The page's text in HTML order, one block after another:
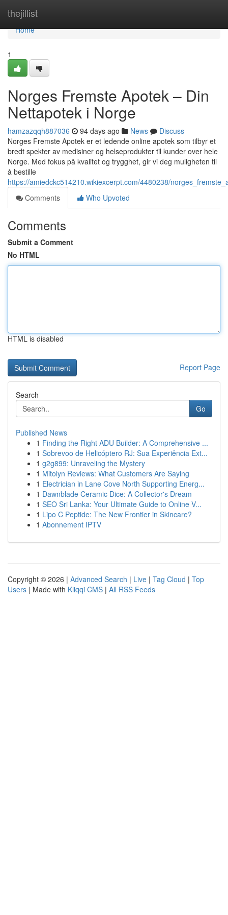
thejillist
Home
Home
1
Norges Fremste Apotek – Din
Nettapotek i Norge
hamzazqqh887036 94 days ago News
Discuss
Norges Fremste Apotek er et ledende online apotek som tilbyr et
bredt spekter av medisiner og helseprodukter til kunder over hele
Norge. Med fokus på kvalitet og trygghet, gir vi deg muligheten til
å bestille
https://amiedckc514210.wikiexcerpt.com/4480238/
Comments
Who Upvoted
Comments
Submit a Comment
No HTML
HTML is disabled
Report Page
Search
Go
Published News
1 Finding the Right ADU Builder: A Comprehensive ...
1 Sobrevoo de Helicóptero RJ: Sua Experiência Ext...
1 g2g899: Unraveling the Mystery
1 Mitolyn Reviews: What Customers Are Saying
1 Electrician in Lane Cove North Supporting Energ...
1 Dawnblade Ceramic Dice: A Collector's Dream
1 SEO Sri Lanka: Your Ultimate Guide to Online V...
1 Lipo C Peptide: The New Frontier in Skincare?
1 Abonnement IPTV
Copyright © 2026 | Advanced Search | Live | Tag Cloud | Top
Users | Made with Kliqqi CMS | All RSS Feeds